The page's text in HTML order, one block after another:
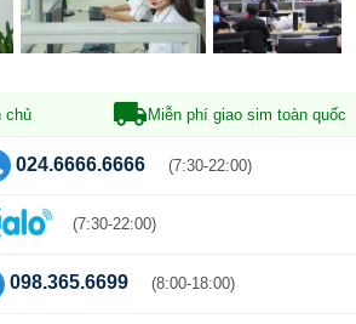
chủ Miễn phí giao sim toàn quốc
024.6666.6666 (7:30-22:00)
(7:30-22:00)
098.365.6699 (8:00-18:00)